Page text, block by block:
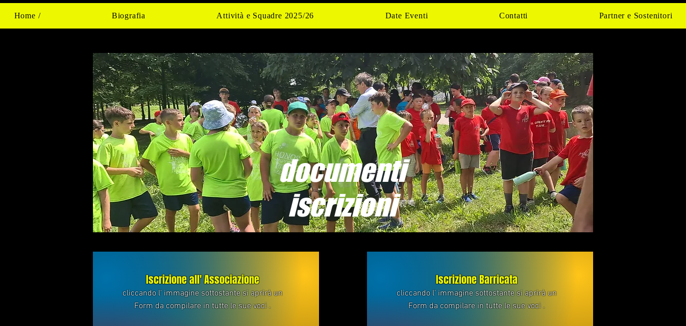
Home / Biografia Attività e Squadre 2025/26 Date Eventi Contatti Partner e Sostenitori
documenti
iscrizioni
Iscrizione all' Associazione
cliccando l' immagine sottostante si aprirà un
Form da compilare in tutte le sue voci .
Iscrizione Barricata
cliccando l' immagine sottostante si aprirà un
Form da compilare in tutte le sue voci .